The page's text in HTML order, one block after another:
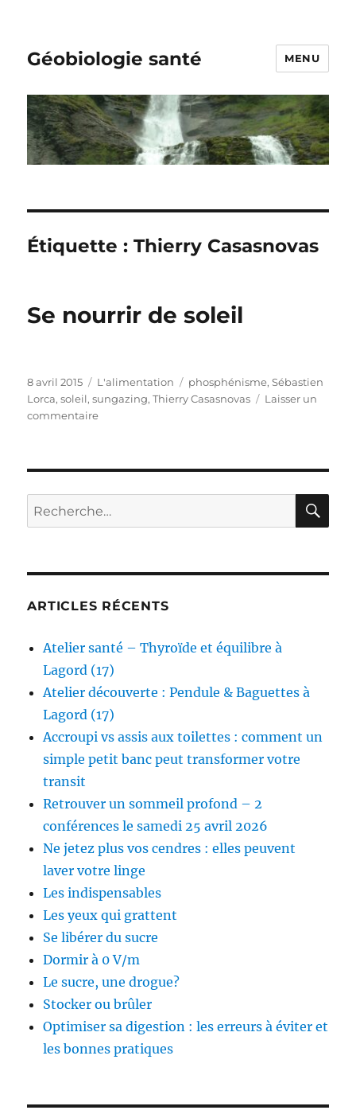
Géobiologie santé MENU
Étiquette :Thierry Casasnovas
Se nourrir de soleil
Publié
le
8 avril 2015 Catégories
L'alimentation Étiquettes
phosphénisme,Sébastien
Lorca,soleil,sungazing,Thierry Casasnovas
Laisser un
commentairesur
Recherche
pour :
ARTICLES RÉCENTS
Atelier santé – Thyroïde et équilibre à
Lagord (17)
Atelier découverte : Pendule & Baguettes à
Lagord (17)
Accroupi vs assis aux toilettes : comment un
simple petit banc peut transformer votre
transit
Retrouver un sommeil profond – 2
conférences le samedi 25 avril 2026
Ne jetez plus vos cendres : elles peuvent
laver votre linge
Les indispensables
Les yeux qui grattent
Se libérer du sucre
Dormir à 0 V/m
Le sucre, une drogue?
Stocker ou brûler
Optimiser sa digestion : les erreurs à éviter et
les bonnes pratiques